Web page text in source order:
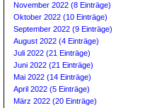
November 2022 (8 Einträge)
Oktober 2022 (10 Einträge)
September 2022 (9 Einträge)
August 2022 (4 Einträge)
Juli 2022 (21 Einträge)
Juni 2022 (21 Einträge)
Mai 2022 (14 Einträge)
April 2022 (5 Einträge)
März 2022 (20 Einträge)